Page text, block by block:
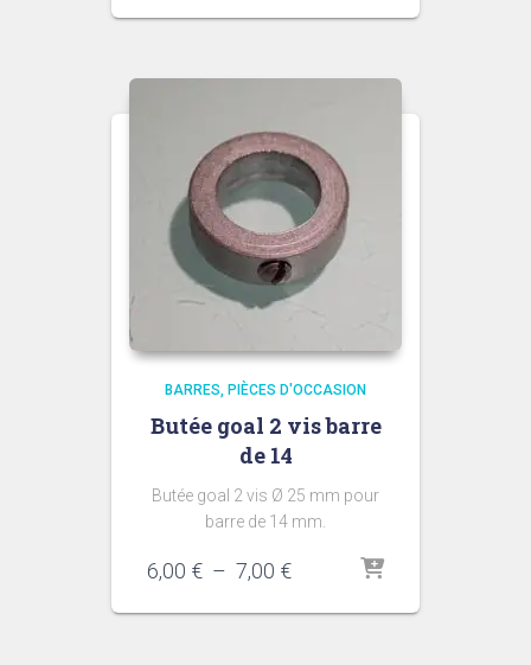
prix :
à
BARRES PIÈCES D'OCCASION
Butée goal 2 vis barre
de 14
Butée goal 2 vis Ø 25 mm pour
barre de 14 mm.
6,00 € – 7,00 €Plage
prix :